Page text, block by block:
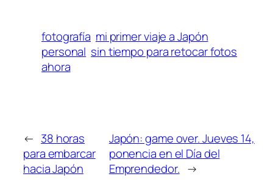
fotografía mi primer viaje a Japón
personal sin tiempo para retocar fotos
ahora
← 38 horas
para embarcar
hacia Japón
Japón: game over. Jueves 14,
ponencia en el Día del
Emprendedor. →